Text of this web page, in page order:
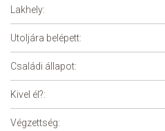
Lakhely:
Utoljára belépett:
Családi állapot:
Kivel él?:
Végzettség: